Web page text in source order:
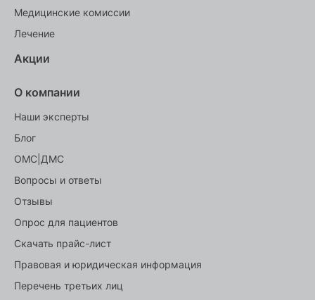
Медицинские комиссии
Лечение
Акции
О компании
Наши эксперты
Блог
ОМС|ДМС
Вопросы и ответы
Отзывы
Опрос для пациентов
Скачать прайс-лист
Правовая и юридическая информация
Перечень третьих лиц